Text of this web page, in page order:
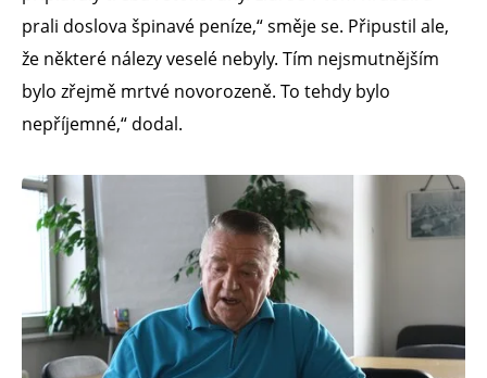
prali doslova špinavé peníze,“ směje se. Připustil ale,
že některé nálezy veselé nebyly. Tím nejsmutnějším
bylo zřejmě mrtvé novorozeně. To tehdy bylo
nepříjemné,“ dodal.​